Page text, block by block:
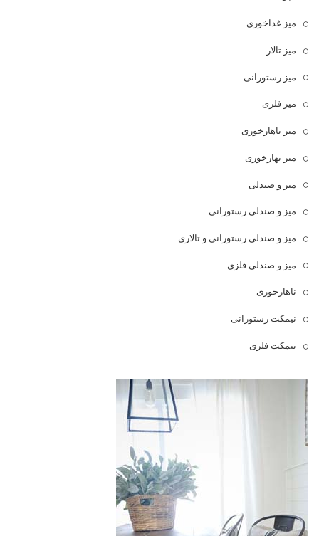
ميز غذاخوري
میز تالار
میز رستورانی
میز فلزی
میز ناهارخوری
میز نهارخوری
میز و صندلی
میز و صندلی رستورانی
میز و صندلی رستورانی و تالاری
میز و صندلی فلزی
ناهارخوری
نیمکت رستورانی
نیمکت فلزی